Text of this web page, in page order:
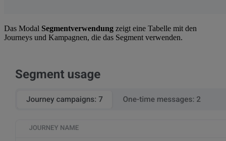
Das Modal Segmentverwendung zeigt eine Tabelle mit den
Journeys und Kampagnen, die das Segment verwenden.